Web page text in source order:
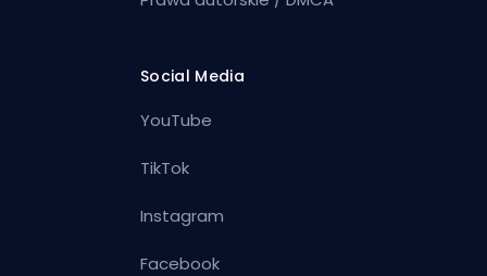
Social Media
YouTube
TikTok
Instagram
Facebook